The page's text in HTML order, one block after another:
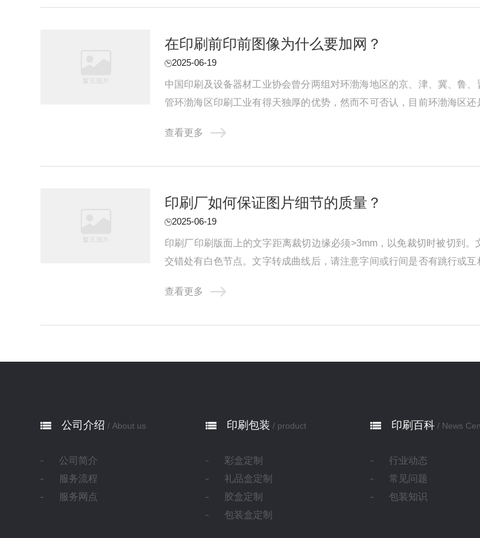
在印刷前印前图像为什么要加网？
2025-06-19
中国印刷及设备器材工业协会曾分两组对环渤海地区的京、津、冀、鲁
管环渤海区印刷工业有得天独厚的优势，然而不可否认，目前环渤海区
查看更多
印刷厂如何保证图片细节的质量？
2025-06-19
印刷厂印刷版面上的文字距离裁切边缘必须>3mm，以免裁切时被切到
交错处有白色节点。文字转成曲线后，请注意字间或行间是否有跳行或
查看更多
公司介绍 / About us
公司简介
服务流程
服务网点
印刷包装 / product
彩盒定制
礼品盒定制
胶盒定制
包装盒定制
印刷百科/ News
行业动态
常见问题
包装知识